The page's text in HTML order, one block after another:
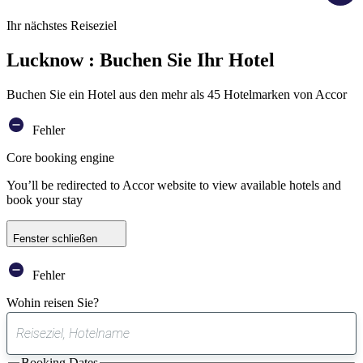
Ihr nächstes Reiseziel
Lucknow : Buchen Sie Ihr Hotel
Buchen Sie ein Hotel aus den mehr als 45 Hotelmarken von Accor
Fehler
Core booking engine
You’ll be redirected to Accor website to view available hotels and
book your stay
Fenster schließen
Fehler
Wohin reisen Sie?
gefundener